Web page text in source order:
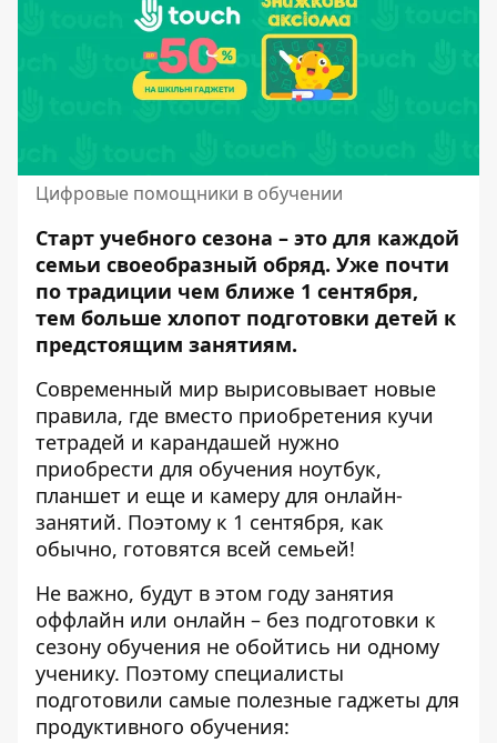
Цифровые помощники в обучении
Старт учебного сезона – это для каждой
семьи своеобразный обряд. Уже почти
по традиции чем ближе 1 сентября,
тем больше хлопот подготовки детей к
предстоящим занятиям.
Современный мир вырисовывает новые
правила, где вместо приобретения кучи
тетрадей и карандашей нужно
приобрести для обучения ноутбук,
планшет и еще и камеру для онлайн-
занятий. Поэтому к 1 сентября, как
обычно, готовятся всей семьей!
Не важно, будут в этом году занятия
оффлайн или онлайн – без подготовки к
сезону обучения не обойтись ни одному
ученику. Поэтому специалисты
подготовили самые полезные гаджеты для
продуктивного обучения: